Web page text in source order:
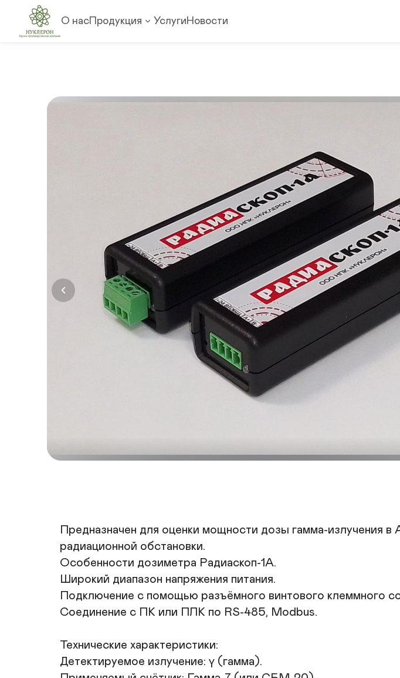
О насПродукция УслугиНовости
Предназначен для оценки мощности дозы гамма-излучения
радиационной обстановки.
Особенности дозиметра Радиаскоп-1А.
Широкий диапазон напряжения питания.
Подключение с помощью разъёмного винтового клеммного
Соединение с ПК или ПЛК по RS-485, Modbus.
Технические характеристики:
Детектируемое излучение: γ (гамма).